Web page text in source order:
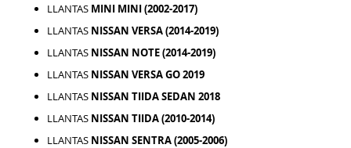
LLANTAS MINI MINI (2002-2017)
LLANTAS NISSAN VERSA (2014-2019)
LLANTAS NISSAN NOTE (2014-2019)
LLANTAS NISSAN VERSA GO 2019
LLANTAS NISSAN TIIDA SEDAN 2018
LLANTAS NISSAN TIIDA (2010-2014)
LLANTAS NISSAN SENTRA (2005-2006)